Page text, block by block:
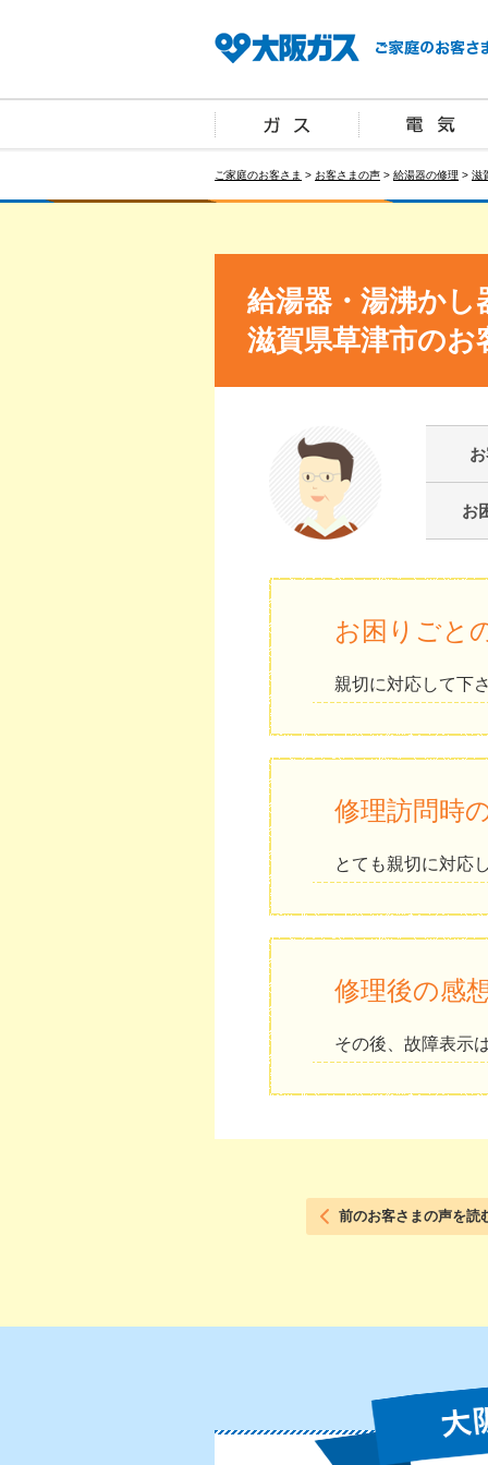
ご家庭のお客さま > お客さまの声 > 給湯器の修理 > 滋
給湯器・湯沸かし
滋賀県草津市のお
お
お困りごと
親切に対応して下
修理訪問時
とても親切に対応
修理後の感
その後、故障表示
前のお客さまの声を読